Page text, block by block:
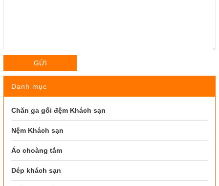
GỬI
Danh mục
Chăn ga gối đệm Khách sạn
Nệm Khách sạn
Áo choàng tắm
Dép khách sạn